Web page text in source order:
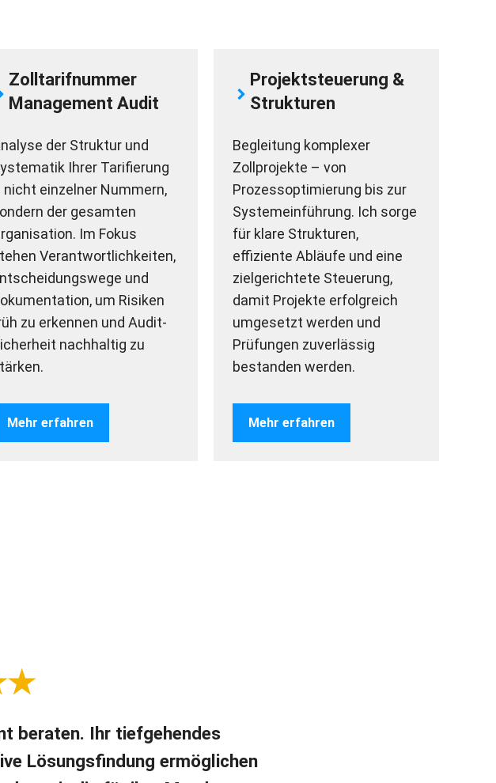
Zolltarifnummer
Management Audit
der Struktur und
Ihrer Tarifierung
nicht einzelner Nummern,
der gesamten
Im Fokus
Verantwortlichkeiten,
und
um Risiken
zu erkennen und Audit-
nachhaltig zu
Mehr erfahren
Projektsteuerung &
Strukturen
Begleitung komplexer
Zollprojekte – von
Prozessoptimierung bis zur
Systemeinführung. Ich sorge
für klare Strukturen,
effiziente Abläufe und eine
zielgerichtete Steuerung,
damit Projekte erfolgreich
umgesetzt werden und
Prüfungen zuverlässig
bestanden werden.
Mehr erfahren
beraten. Ihr tiefgehendes
Lösungsfindung ermöglichen